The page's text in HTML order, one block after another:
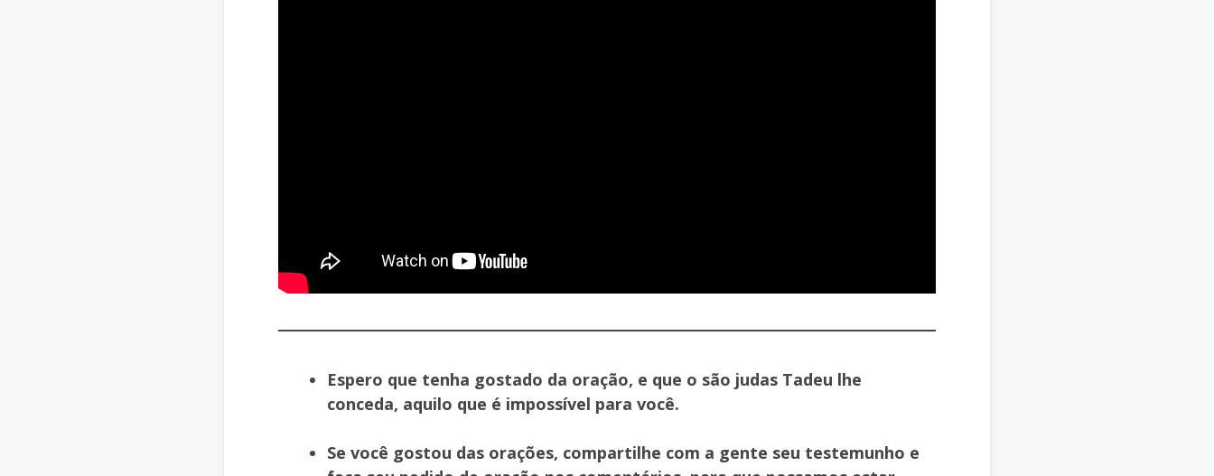
Espero que tenha gostado da oração, e que o são judas Tadeu lhe
conceda, aquilo que é impossível para você.
Se você gostou das orações, compartilhe com a gente seu testemunho e